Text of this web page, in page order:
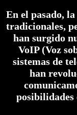
En el pasado,
tradicionales,
han surgido
VoIP (Voz
sistemas de
han